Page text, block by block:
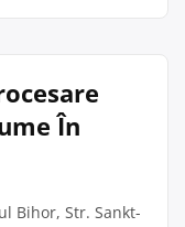
În
Bihor, Str. Sankt-